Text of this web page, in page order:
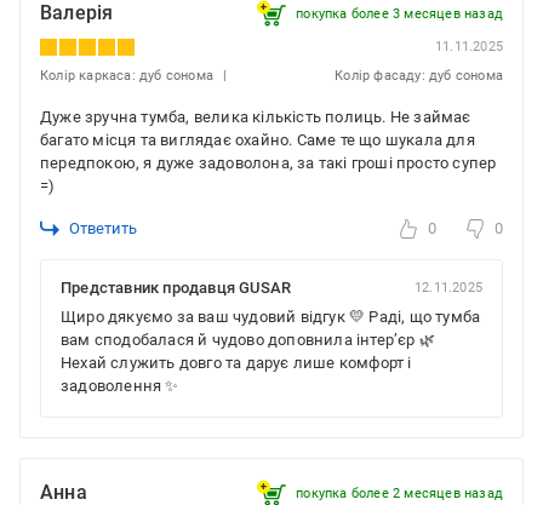
Валерія покупка более 3 месяцев назад
11.11.2025
Колір каркаса: дуб сонома
Колір фасаду: дуб сонома
Дуже зручна тумба, велика кількість полиць. Не займає
багато місця та виглядає охайно. Саме те що шукала для
передпокою, я дуже задоволона, за такі гроші просто супер
=)
Ответить 0 0
Представник продавця GUSAR 12.11.2025
Щиро дякуємо за ваш чудовий відгук 💛 Раді, що тумба
вам сподобалася й чудово доповнила інтер’єр 🌿
Нехай служить довго та дарує лише комфорт і
задоволення ✨
Анна покупка более 2 месяцев назад